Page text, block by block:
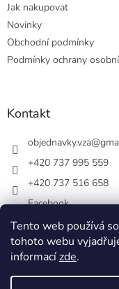
Tento web používá
tohoto webu
informacízde.
Jak nakupovat
Novinky
Obchodní podmínky
Podmínky ochrany
Kontakt
objednavky.vza@
+420 737 995 559
+420 737 516 658
Facebook
vsezakatu/
+420 737 516 658